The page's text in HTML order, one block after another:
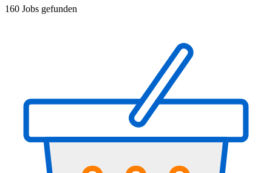
160 Jobs gefunden